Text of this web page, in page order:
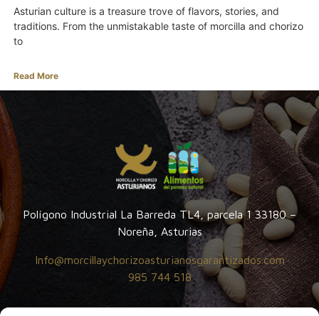
Asturian culture is a treasure trove of flavors, stories, and
traditions. From the unmistakable taste of morcilla and chorizo
to
Read More
Polígono Industrial La Barreda TL4, parcela 1 33180 –
Noreña, Asturias
Info@morcillaychorizoasturianosgarantizados.com
985 744 518